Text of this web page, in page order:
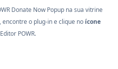
Donate Now Popup na sua vitrine
, encontre o plug-in e clique no ícone
POWR.